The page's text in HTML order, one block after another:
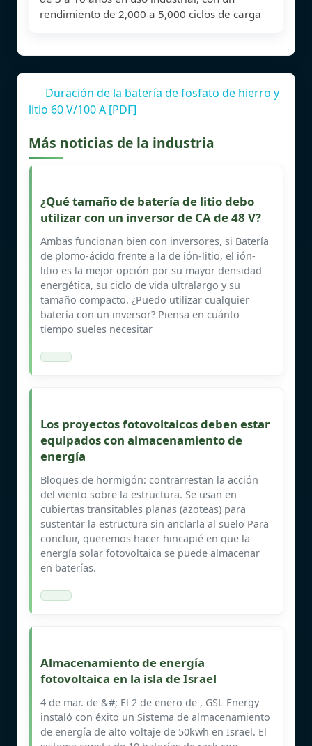
rendimiento de 2,000 a 5,000 ciclos de carga
Duración de la batería de fosfato de hierro y
litio 60 V/100 A [PDF]
Más noticias de la industria
¿Qué tamaño de batería de litio debo
utilizar con un inversor de CA de 48 V?
Ambas funcionan bien con inversores, si Batería
de plomo-ácido frente a la de ión-litio, el ión-
litio es la mejor opción por su mayor densidad
energética, su ciclo de vida ultralargo y su
tamaño compacto. ¿Puedo utilizar cualquier
batería con un inversor? Piensa en cuánto
tiempo sueles necesitar
Los proyectos fotovoltaicos deben estar
equipados con almacenamiento de
energía
Bloques de hormigón: contrarrestan la acción
del viento sobre la estructura. Se usan en
cubiertas transitables planas (azoteas) para
sustentar la estructura sin anclarla al suelo Para
concluir, queremos hacer hincapié en que la
energía solar fotovoltaica se puede almacenar
en baterías.
Almacenamiento de energía
fotovoltaica en la isla de Israel
4 de mar. de &#; El 2 de enero de , GSL Energy
instaló con éxito un Sistema de almacenamiento
de energía de alto voltaje de 50kwh en Israel. El